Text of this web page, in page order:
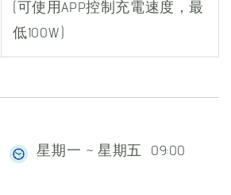
(可使用APP控制充電速度，最
低100W)
星期一 ~ 星期五 09:00